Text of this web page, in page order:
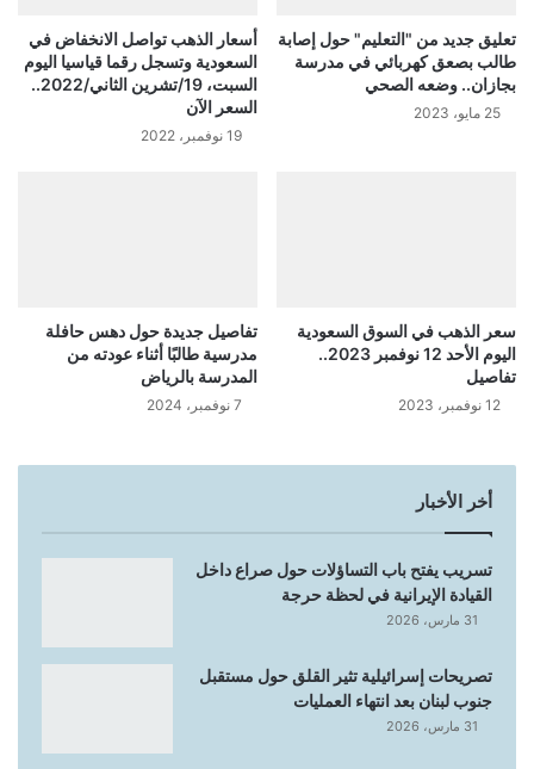
تعليق جديد من "التعليم" حول إصابة
طالب بصعق كهربائي في مدرسة
بجازان.. وضعه الصحي
25 مايو، 2023
أسعار الذهب تواصل الانخفاض في
السعودية وتسجل رقما قياسيا اليوم
السبت، 19/تشرين الثاني/2022..
السعر الآن
19 نوفمبر، 2022
سعر الذهب في السوق السعودية
اليوم الأحد 12 نوفمبر 2023..
تفاصيل
12 نوفمبر، 2023
تفاصيل جديدة حول دهس حافلة
مدرسية طالبًا أثناء عودته من
المدرسة بالرياض
7 نوفمبر، 2024
أخر الأخبار
تسريب يفتح باب التساؤلات حول صراع داخل
القيادة الإيرانية في لحظة حرجة
31 مارس، 2026
تصريحات إسرائيلية تثير القلق حول مستقبل
جنوب لبنان بعد انتهاء العمليات
31 مارس، 2026